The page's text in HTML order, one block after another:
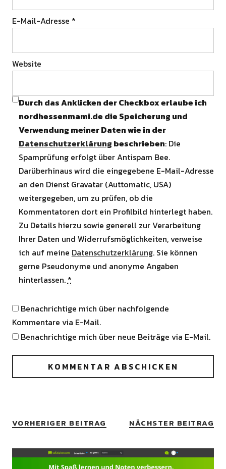
E-Mail-Adresse *
Website
Durch das Anklicken der Checkbox erlaube ich
nordhessenmami.de die Speicherung und
Verwendung meiner Daten wie in der
Datenschutzerklärung beschrieben: Die
Spamprüfung erfolgt über Antispam Bee.
Darüberhinaus wird die eingegebene E-Mail-Adresse
an den Dienst Gravatar (Auttomatic, USA)
weitergegeben, um zu prüfen, ob die
Kommentatoren dort ein Profilbild hinterlegt haben.
Zu Details hierzu sowie generell zur Verarbeitung
Ihrer Daten und Widerrufsmöglichkeiten, verweise
ich auf meine Datenschutzerklärung. Sie können
gerne Pseudonyme und anonyme Angaben
hinterlassen.*
Benachrichtige mich über nachfolgende
Kommentare via E-Mail.
Benachrichtige mich über neue Beiträge via E-Mail.
VORHERIGER BEITRAG NÄCHSTER BEITRAG